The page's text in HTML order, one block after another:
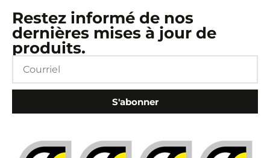
Restez informé de nos
dernières mises à jour de
produits.
S'abonner